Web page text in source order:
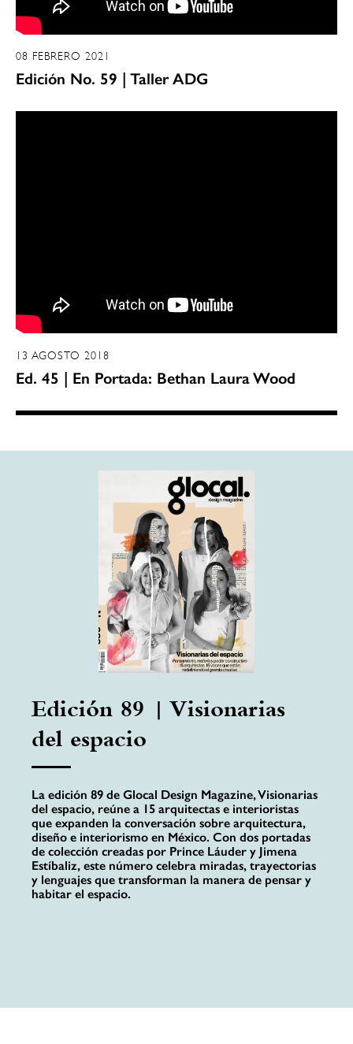
08 FEBRERO 2021
Edición No. 59 | Taller ADG
13 AGOSTO 2018
Ed. 45 | En Portada: Bethan Laura Wood
Edición 89 | Visionarias
del espacio
La edición 89 de Glocal Design Magazine, Visionarias
del espacio, reúne a 15 arquitectas e interioristas
que expanden la conversación sobre arquitectura,
diseño e interiorismo en México. Con dos portadas
de colección creadas por Prince Láuder y Jimena
Estíbaliz, este número celebra miradas, trayectorias
y lenguajes que transforman la manera de pensar y
habitar el espacio.